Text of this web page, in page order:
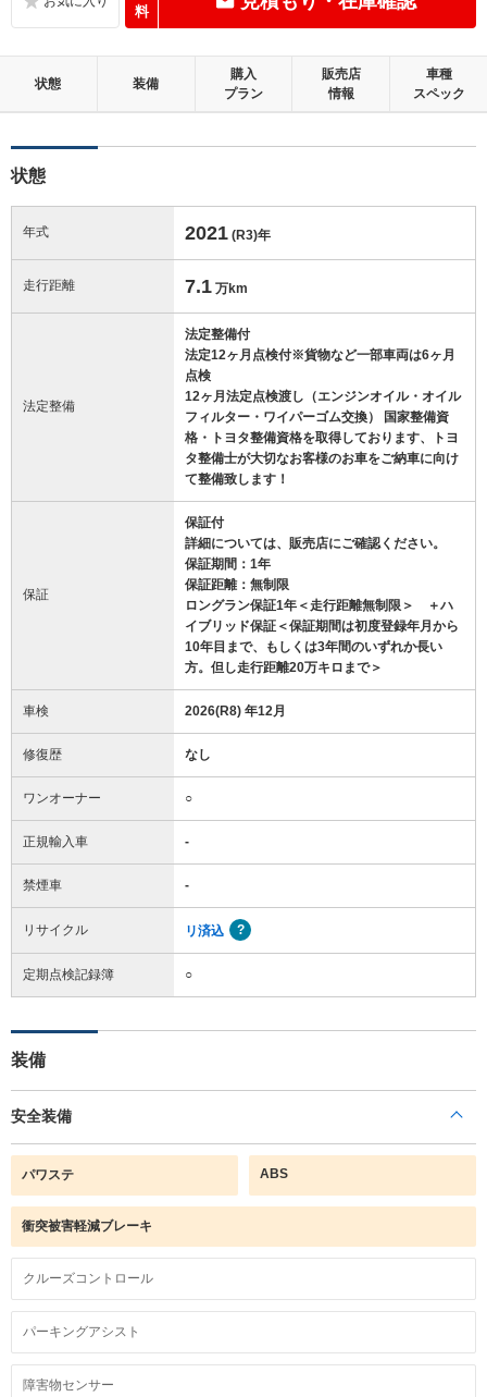
とんどない良好な状態です。
料
状態 装備
購入
プラン
販売店
情報
車種
スペック
状態
年式 2021 (R3)年
走行距離 7.1 万km
法定整備
法定整備付
法定12ヶ月点検付※貨物など一部車両は6ヶ月
点検
12ヶ月法定点検渡し（エンジンオイル・オイル
フィルター・ワイパーゴム交換） 国家整備資
格・トヨタ整備資格を取得しております、トヨ
タ整備士が大切なお客様のお車をご納車に向け
て整備致します！
保証
保証付
詳細については、販売店にご確認ください。
保証期間：1年
保証距離：無制限
ロングラン保証1年＜走行距離無制限＞ ＋ハ
イブリッド保証＜保証期間は初度登録年月から
10年目まで、もしくは3年間のいずれか長い
方。但し走行距離20万キロまで＞
車検 2026(R8) 年12月
修復歴 なし
ワンオーナー ○
正規輸入車 -
禁煙車 -
リサイクル リ済込
定期点検記録簿 ○
装備
安全装備
パワステ ABS
衝突被害軽減ブレーキ
クルーズコントロール
パーキングアシスト
障害物センサー